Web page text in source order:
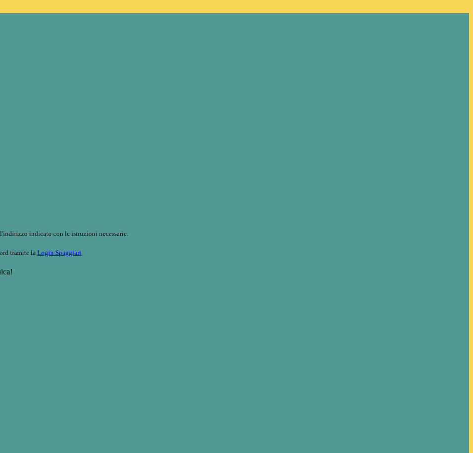
indicato con le istruzioni necessarie.
tramite la Login Spaggiari